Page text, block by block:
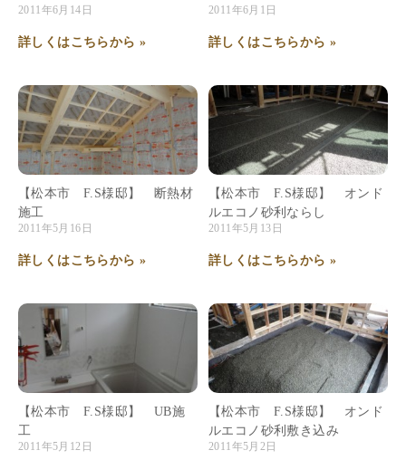
2011年6月14日
詳しくはこちらから »
2011年6月1日
詳しくはこちらから »
【松本市 F.S様邸】 断熱材
施工
2011年5月16日
詳しくはこちらから »
【松本市 F.S様邸】 オンド
ルエコノ砂利ならし
2011年5月13日
詳しくはこちらから »
【松本市 F.S様邸】 UB施
工
2011年5月12日
【松本市 F.S様邸】 オンド
ルエコノ砂利敷き込み
2011年5月2日